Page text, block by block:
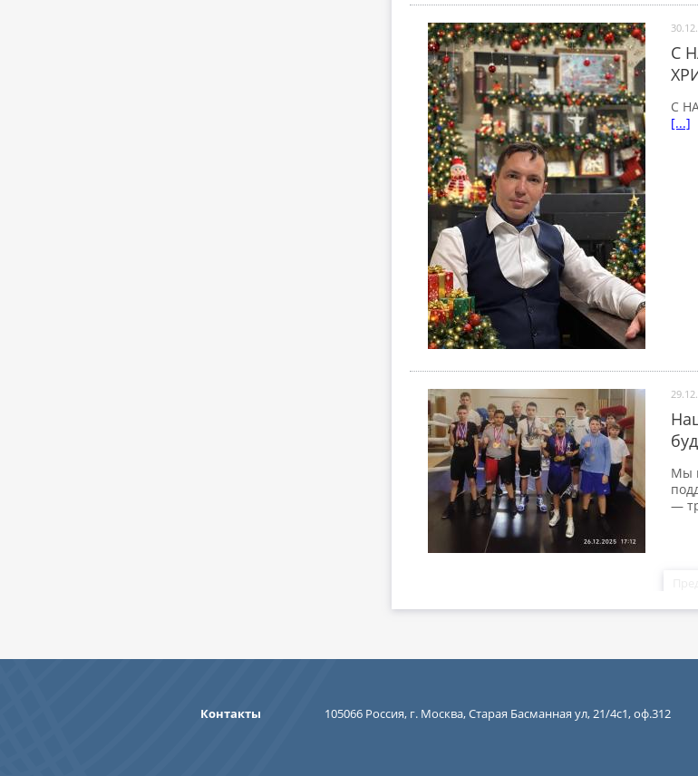
С
С
[...]
Мы
—
Контакты 105066 Россия, г. Москва, Старая Басманная ул, 21/4с1, оф.312